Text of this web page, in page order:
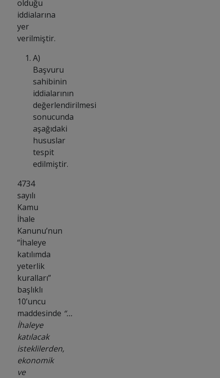
olduğu
iddialarına
yer
verilmiştir.
A)
Başvuru
sahibinin
iddialarının
değerlendirilmesi
sonucunda
aşağıdaki
hususlar
tespit
edilmiştir.
4734
sayılı
Kamu
İhale
Kanunu’nun
“İhaleye
katılımda
yeterlik
kuralları”
başlıklı
10’uncu
maddesinde “…
İhaleye
katılacak
isteklilerden,
ekonomik
ve